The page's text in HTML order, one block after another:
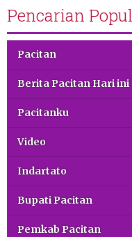
Pencarian
Pacitan
Berita Pacitan Hari ini
Pacitanku
Video
Indartato
Bupati Pacitan
Pemkab Pacitan